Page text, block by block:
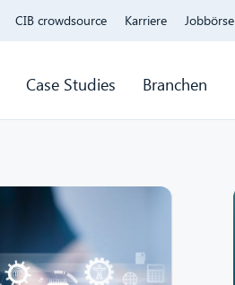
CIB crowdsource Karriere Jobbörse
Case Studies Branchen